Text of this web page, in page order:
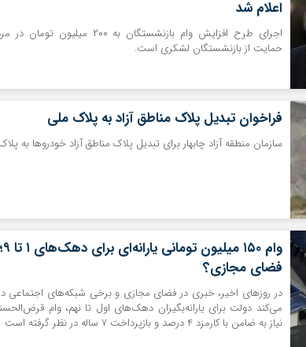
اعلام شد
حمایت از بازنشستگان لشکری است.
فراخوان تبدیل پلاک مناطق آزاد به پلاک ملی
سازمان منطقه آزاد چابهار برای تبدیل پلاک مناطق آزاد خودروها به
فضای مجازی؟
در روزهای اخیر، خبری در فضای مجازی و برخی شبکه‌های
نیاز به ضامن با کارمزد ۴ درصد و بازپرداخت ۷ ساله در نظر گرفته است
تیر بازنشستگان